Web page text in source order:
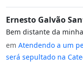
Ernesto Galvão
Bem distante da
em Atendendo a um
será sepultado na